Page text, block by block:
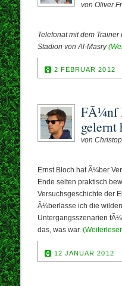
von Oliver
Telefonat mit dem
Stadion von Al-Masry
2 FEBRUAR 2012
FÃ¼nf
gelernt
von
Ernst Bloch hat Ã¼ber
Ende selten praktisch
Versuchsgeschichte der
Ã¼berlasse ich die
Untergangsszenarien
das, was war.
12 JANUAR 2012